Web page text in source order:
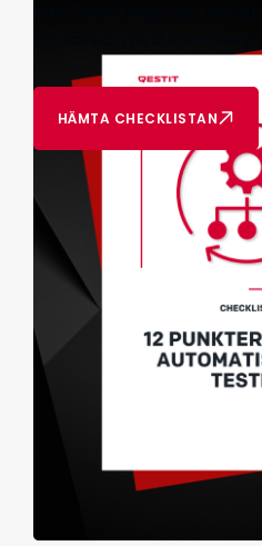
att förbättra kvaliteten
HÄMTA CHECKLISTAN